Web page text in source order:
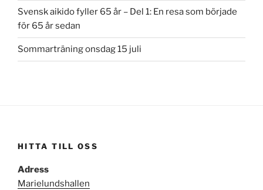
Svensk aikido fyller 65 år – Del 1: En resa som började
för 65 år sedan
Sommarträning onsdag 15 juli
HITTA TILL OSS
Adress
Marielundshallen